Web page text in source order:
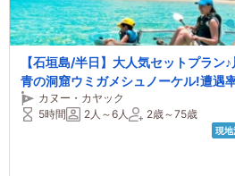
【石垣島/半日】大人気セットプラン
青の洞窟ウミガメシュノーケル!遭遇
ン空撮・GoPro写真・送迎全て込/お
カヌー・カヤック
5時間
2人～6人 2歳～75歳
現地